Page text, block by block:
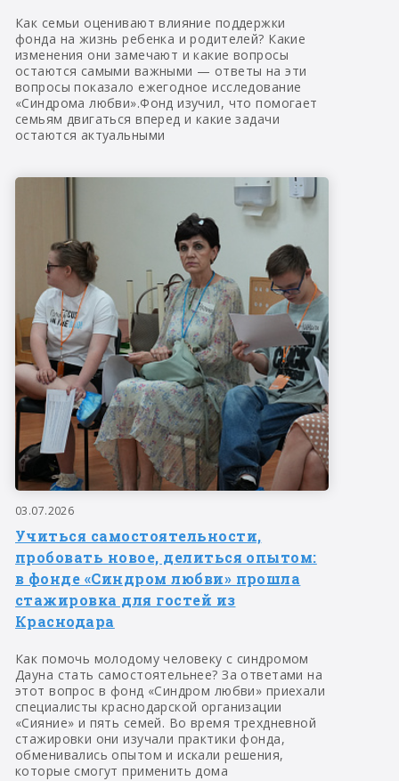
Как семьи оценивают влияние поддержки
фонда на жизнь ребенка и родителей? Какие
изменения они замечают и какие вопросы
остаются самыми важными — ответы на эти
вопросы показало ежегодное исследование
«Синдрома любви».Фонд изучил, что помогает
семьям двигаться вперед и какие задачи
остаются актуальными
03.07.2026
Учиться самостоятельности,
пробовать новое, делиться опытом:
в фонде «Синдром любви» прошла
стажировка для гостей из
Краснодара
Как помочь молодому человеку с синдромом
Дауна стать самостоятельнее? За ответами на
этот вопрос в фонд «Синдром любви» приехали
специалисты краснодарской организации
«Сияние» и пять семей. Во время трехдневной
стажировки они изучали практики фонда,
обменивались опытом и искали решения,
которые смогут применить дома